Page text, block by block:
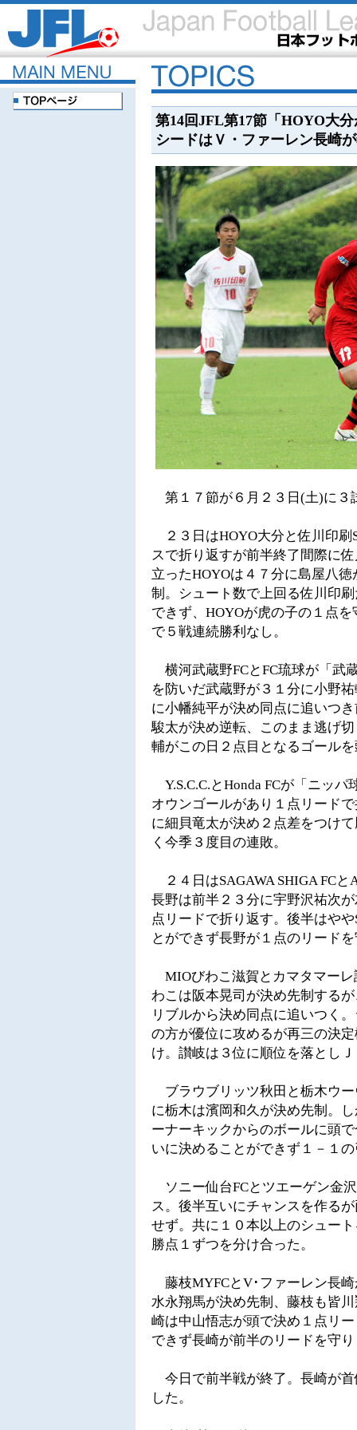
第14回JFL第17節「HOYO大
シードはＶ・ファーレン長崎
第１７節が６月２３日(土)に３
２３日はHOYO大分と佐川印刷
スで折り返すが前半終了間際に
立ったHOYOは４７分に島屋八
制。シュート数で上回る佐川印
できず、HOYOが虎の子の１点
で５戦連続勝利なし。
横河武蔵野FCとFC琉球が「武
を防いだ武蔵野が３１分に小野
に小幡純平が決め同点に追いつ
駿太が決め逆転、このまま逃げ
輔がこの日２点目となるゴール
Y.S.C.C.とHonda FCが「ニッ
オウンゴールがあり１点リード
に細貝竜太が決め２点差をつけ
く今季３度目の連敗。
２４日はSAGAWA SHIGA FC
長野は前半２３分に宇野沢祐次
点リードで折り返す。後半はや
とができず長野が１点のリード
MIOびわこ滋賀とカマタマーレ
わこは阪本晃司が決め先制する
リブルから決め同点に追いつく
の方が優位に攻めるが再三の決
け。讃岐は３位に順位を落とし
ブラウブリッツ秋田と栃木ウ
に栃木は濱岡和久が決め先制。
ーナーキックからのボールに頭
いに決めることができず１－１
ソニー仙台FCとツエーゲン金
ス。後半互いにチャンスを作る
せず。共に１０本以上のシュー
勝点１ずつを分け合った。
藤枝MYFCとV･ファーレン長
水永翔馬が決め先制、藤枝も皆
崎は中山悟志が頭で決め１点リ
できず長崎が前半のリードを守
今日で前半戦が終了。長崎が
した。